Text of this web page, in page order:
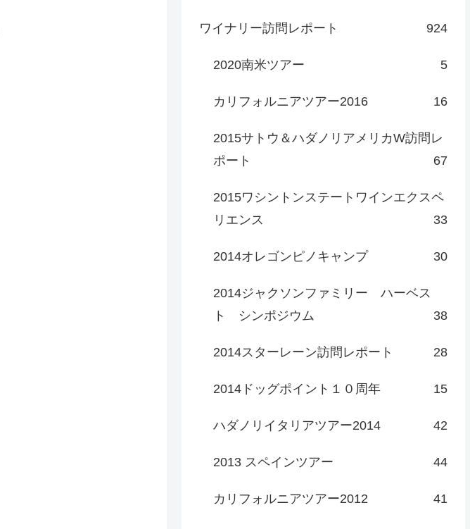
ワイナリー訪問レポート 924
2020南米ツアー 5
カリフォルニアツアー2016 16
2015サトウ＆ハダノリアメリカW訪問レ
ポート
67
2015ワシントンステートワインエクスペ
リエンス
33
2014オレゴンピノキャンプ 30
2014ジャクソンファミリー ハーベス
ト シンポジウム
38
2014スターレーン訪問レポート 28
2014ドッグポイント１０周年 15
ハダノリイタリアツアー2014 42
2013 スペインツアー 44
カリフォルニアツアー2012 41